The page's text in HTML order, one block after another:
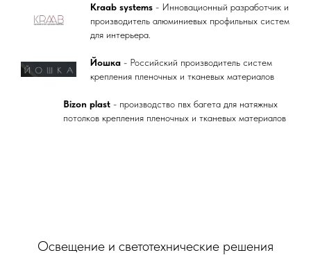
Kraab systems - Инновационный разработчик и
производитель алюминиевых профильных систем
для интерьера.
Йошка - Российский производитель систем
крепления пленочных и тканевых материалов
Bizon plast- производство пвх багета для натяжных
потолков крепления пленочных и тканевых материалов
Освещение и светотехнические решения